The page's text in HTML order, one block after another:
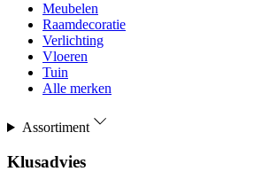
Meubelen
Raamdecoratie
Verlichting
Vloeren
Tuin
Alle merken
Assortiment
Klusadvies